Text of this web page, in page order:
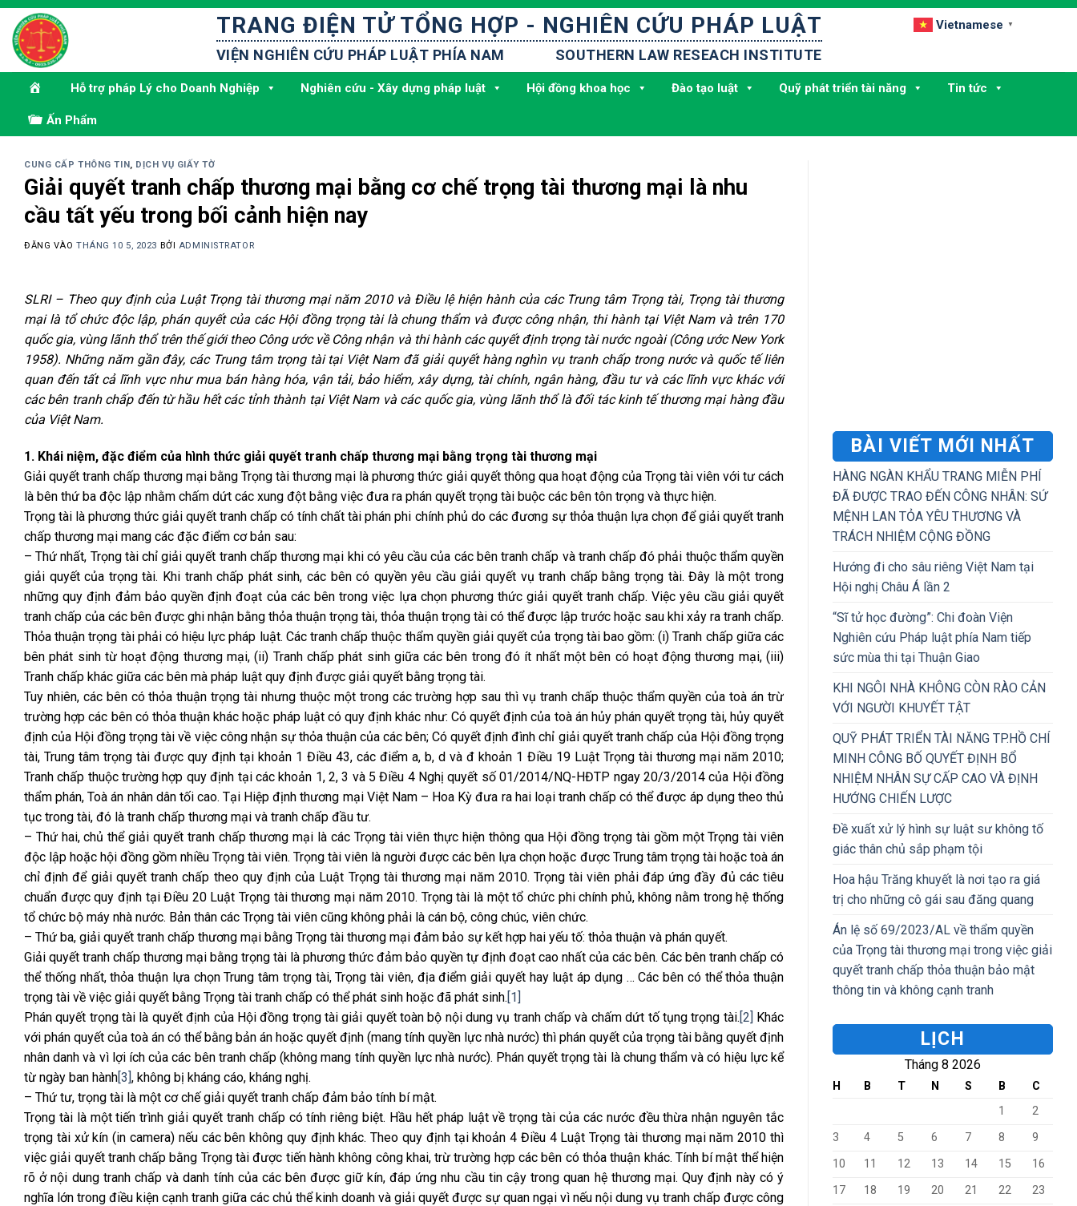
Bỏ
qua
nội
dung
TRANG ĐIỆN TỬ TỔNG HỢP - NGHIÊN CỨU PHÁP LUẬT
VIỆN NGHIÊN CỨU PHÁP LUẬT PHÍA NAM SOUTHERN LAW RESEACH INSTITUTE
Vietnamese ▼
Hỗ trợ pháp Lý cho Doanh Nghiệp Nghiên cứu - Xây dựng pháp luật Hội đồng khoa học Đào tạo luật Quỹ phát triển tài năng Tin tức
Ấn Phẩm
CUNG CẤP THÔNG TIN, DỊCH VỤ GIẤY TỜ
Giải quyết tranh chấp thương mại bằng cơ chế trọng tài thương mại là nhu
cầu tất yếu trong bối cảnh hiện nay
ĐĂNG VÀOTHÁNG 10 5, 2023 BỞI ADMINISTRATOR
SLRI – Theo quy định của Luật Trọng tài thương mại năm 2010 và Điều lệ hiện hành của các Trung tâm Trọng tài, Trọng tài thương
mại là tổ chức độc lập, phán quyết của các Hội đồng trọng tài là chung thẩm và được công nhận, thi hành tại Việt Nam và trên 170
quốc gia, vùng lãnh thổ trên thế giới theo Công ước về Công nhận và thi hành các quyết định trọng tài nước ngoài (Công ước New York
1958). Những năm gần đây, các Trung tâm trọng tài tại Việt Nam đã giải quyết hàng nghìn vụ tranh chấp trong nước và quốc tế liên
quan đến tất cả lĩnh vực như mua bán hàng hóa, vận tải, bảo hiểm, xây dựng, tài chính, ngân hàng, đầu tư và các lĩnh vực khác với
các bên tranh chấp đến từ hầu hết các tỉnh thành tại Việt Nam và các quốc gia, vùng lãnh thổ là đối tác kinh tế thương mại hàng đầu
của Việt Nam.
1. Khái niệm, đặc điểm của hình thức giải quyết tranh chấp thương mại bằng trọng tài thương mại
Giải quyết tranh chấp thương mại bằng Trọng tài thương mại là phương thức giải quyết thông qua hoạt động của Trọng tài viên với tư cách
là bên thứ ba độc lập nhằm chấm dứt các xung đột bằng việc đưa ra phán quyết trọng tài buộc các bên tôn trọng và thực hiện.
Trọng tài là phương thức giải quyết tranh chấp có tính chất tài phán phi chính phủ do các đương sự thỏa thuận lựa chọn để giải quyết tranh
chấp thương mại mang các đặc điểm cơ bản sau:
– Thứ nhất, Trọng tài chỉ giải quyết tranh chấp thương mại khi có yêu cầu của các bên tranh chấp và tranh chấp đó phải thuộc thẩm quyền
giải quyết của trọng tài. Khi tranh chấp phát sinh, các bên có quyền yêu cầu giải quyết vụ tranh chấp bằng trọng tài. Đây là một trong
những quy định đảm bảo quyền định đoạt của các bên trong việc lựa chọn phương thức giải quyết tranh chấp. Việc yêu cầu giải quyết
tranh chấp của các bên được ghi nhận bằng thỏa thuận trọng tài, thỏa thuận trọng tài có thể được lập trước hoặc sau khi xảy ra tranh chấp.
Thỏa thuận trọng tài phải có hiệu lực pháp luật. Các tranh chấp thuộc thẩm quyền giải quyết của trọng tài bao gồm: (i) Tranh chấp giữa các
bên phát sinh từ hoạt động thương mại, (ii) Tranh chấp phát sinh giữa các bên trong đó ít nhất một bên có hoạt động thương mại, (iii)
Tranh chấp khác giữa các bên mà pháp luật quy định được giải quyết bằng trọng tài.
Tuy nhiên, các bên có thỏa thuận trọng tài nhưng thuộc một trong các trường hợp sau thì vụ tranh chấp thuộc thẩm quyền của toà án trừ
trường hợp các bên có thỏa thuận khác hoặc pháp luật có quy định khác như: Có quyết định của toà án hủy phán quyết trọng tài, hủy quyết
định của Hội đồng trọng tài về việc công nhận sự thỏa thuận của các bên; Có quyết định đình chỉ giải quyết tranh chấp của Hội đồng trọng
tài, Trung tâm trọng tài được quy định tại khoản 1 Điều 43, các điểm a, b, d và đ khoản 1 Điều 19 Luật Trọng tài thương mại năm 2010;
Tranh chấp thuộc trường hợp quy định tại các khoản 1, 2, 3 và 5 Điều 4 Nghị quyết số 01/2014/NQ-HĐTP ngay 20/3/2014 của Hội đồng
thẩm phán, Toà án nhân dân tối cao. Tại Hiệp định thương mại Việt Nam – Hoa Kỳ đưa ra hai loại tranh chấp có thể được áp dụng theo thủ
tục trong tài, đó là tranh chấp thương mại và tranh chấp đầu tư.
– Thứ hai, chủ thể giải quyết tranh chấp thương mại là các Trọng tài viên thực hiện thông qua Hội đồng trọng tài gồm một Trọng tài viên
độc lập hoặc hội đồng gồm nhiều Trọng tài viên. Trọng tài viên là người được các bên lựa chọn hoặc được Trung tâm trọng tài hoặc toà án
chỉ định để giải quyết tranh chấp theo quy định của Luật Trọng tài thương mại năm 2010. Trọng tài viên phải đáp ứng đầy đủ các tiêu
chuẩn được quy định tại Điều 20 Luật Trọng tài thương mại năm 2010. Trọng tài là một tổ chức phi chính phủ, không nằm trong hệ thống
tổ chức bộ máy nhà nước. Bản thân các Trọng tài viên cũng không phải là cán bộ, công chúc, viên chức.
– Thứ ba, giải quyết tranh chấp thương mại bằng Trọng tài thương mại đảm bảo sự kết hợp hai yếu tố: thỏa thuận và phán quyết.
Giải quyết tranh chấp thương mại bằng trọng tài là phương thức đảm bảo quyền tự định đoạt cao nhất của các bên. Các bên tranh chấp có
thể thống nhất, thỏa thuận lựa chọn Trung tâm trọng tài, Trọng tài viên, địa điểm giải quyết hay luật áp dụng … Các bên có thể thỏa thuận
trọng tài về việc giải quyết bằng Trọng tài tranh chấp có thể phát sinh hoặc đã phát sinh.[1]
Phán quyết trọng tài là quyết định của Hội đồng trọng tài giải quyết toàn bộ nội dung vụ tranh chấp và chấm dứt tố tụng trọng tài.[2] Khác
với phán quyết của toà án có thể bằng bản án hoặc quyết định (mang tính quyền lực nhà nước) thì phán quyết của trọng tài bằng quyết định
nhân danh và vì lợi ích của các bên tranh chấp (không mang tính quyền lực nhà nước). Phán quyết trọng tài là chung thẩm và có hiệu lực kể
từ ngày ban hành[3], không bị kháng cáo, kháng nghị.
– Thứ tư, trọng tài là một cơ chế giải quyết tranh chấp đảm bảo tính bí mật.
Trọng tài là một tiến trình giải quyết tranh chấp có tính riêng biệt. Hầu hết pháp luật về trọng tài của các nước đều thừa nhận nguyên tắc
trọng tài xử kín (in camera) nếu các bên không quy định khác. Theo quy định tại khoản 4 Điều 4 Luật Trọng tài thương mại năm 2010 thì
việc giải quyết tranh chấp bằng Trọng tài được tiến hành không công khai, trừ trường hợp các bên có thỏa thuận khác. Tính bí mật thể hiện
rõ ở nội dung tranh chấp và danh tính của các bên được giữ kín, đáp ứng nhu cầu tin cậy trong quan hệ thương mại. Quy định này có ý
nghĩa lớn trong điều kiện cạnh tranh giữa các chủ thể kinh doanh và giải quyết được sự quan ngại vì nếu nội dung vụ tranh chấp được công
BÀI VIẾT MỚI NHẤT
HÀNG NGÀN KHẨU TRANG MIỄN PHÍ
ĐÃ ĐƯỢC TRAO ĐẾN CÔNG NHÂN: SỨ
MỆNH LAN TỎA YÊU THƯƠNG VÀ
TRÁCH NHIỆM CỘNG ĐỒNG
Hướng đi cho sâu riêng Việt Nam tại
Hội nghị Châu Á lần 2
“Sĩ tử học đường”: Chi đoàn Viện
Nghiên cứu Pháp luật phía Nam tiếp
sức mùa thi tại Thuận Giao
KHI NGÔI NHÀ KHÔNG CÒN RÀO CẢN
VỚI NGƯỜI KHUYẾT TẬT
QUỸ PHÁT TRIỂN TÀI NĂNG TP.HỒ CHÍ
MINH CÔNG BỐ QUYẾT ĐỊNH BỔ
NHIỆM NHÂN SỰ CẤP CAO VÀ ĐỊNH
HƯỚNG CHIẾN LƯỢC
Đề xuất xử lý hình sự luật sư không tố
giác thân chủ sắp phạm tội
Hoa hậu Trăng khuyết là nơi tạo ra giá
trị cho những cô gái sau đăng quang
Án lệ số 69/2023/AL về thẩm quyền
của Trọng tài thương mại trong việc giải
quyết tranh chấp thỏa thuận bảo mật
thông tin và không cạnh tranh
LỊCH
Tháng 8 2026
H B T N S B
C
1
2
3
4 5 6 7 8
9
10
11 12 13 14 15
16
17
18 19 20 21 22
23